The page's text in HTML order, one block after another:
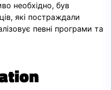
необхідно, був
які постраждали
певні програми та